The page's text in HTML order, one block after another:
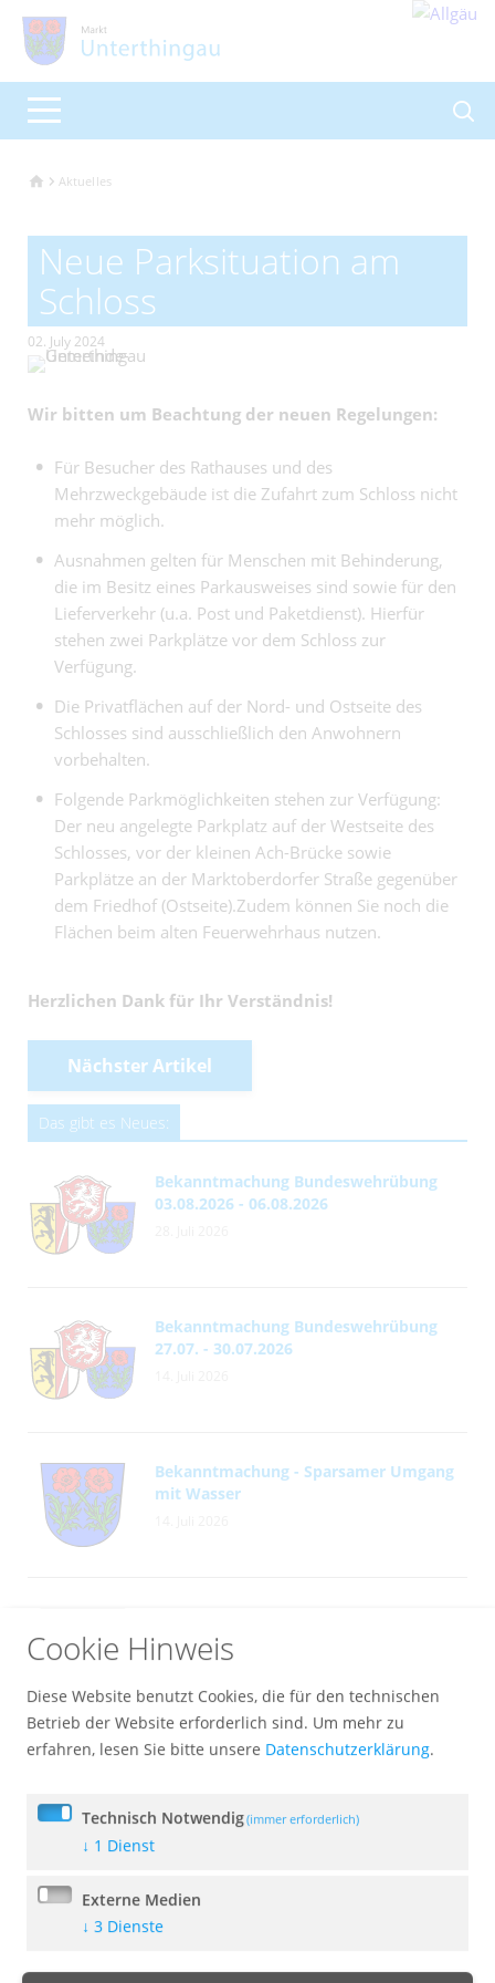
Aktuelles
Neue Parksituation am
Schloss
02. July 2024
Wir bitten um Beachtung der neuen Regelungen:
Für Besucher des Rathauses und des
Mehrzweckgebäude ist die Zufahrt zum Schloss nicht
mehr möglich.
Ausnahmen gelten für Menschen mit Behinderung,
die im Besitz eines Parkausweises sind sowie für den
Lieferverkehr (u.a. Post und Paketdienst). Hierfür
stehen zwei Parkplätze vor dem Schloss zur
Verfügung.
Die Privatflächen auf der Nord- und Ostseite des
Schlosses sind ausschließlich den Anwohnern
vorbehalten.
Folgende Parkmöglichkeiten stehen zur Verfügung:
Der neu angelegte Parkplatz auf der Westseite des
Schlosses, vor der kleinen Ach-Brücke sowie
Parkplätze an der Marktoberdorfer Straße gegenüber
dem Friedhof (Ostseite).Zudem können Sie noch die
Flächen beim alten Feuerwehrhaus nutzen.
Herzlichen Dank für Ihr Verständnis!
Nächster Artikel
Das gibt es Neues:
Bekanntmachung Bundeswehrübung
03.08.2026 - 06.08.2026
Bekanntmachung Bundeswehrübung
27.07. - 30.07.2026
Bekanntmachung - Sparsamer Umgang
mit Wasser
14. Juli 2026
Bekanntmachung der Sitzung des
Marktgemeinderates am 13.07.2026
Cookie Hinweis
Diese Website benutzt Cookies, die für den technischen
Betrieb der Website erforderlich sind. Um mehr zu
erfahren, lesen Sie bitte unsere Datenschutzerklärung.
Technisch Notwendig(immer erforderlich)
↓ 1 Dienst
Externe Medien
↓ 3 Dienste